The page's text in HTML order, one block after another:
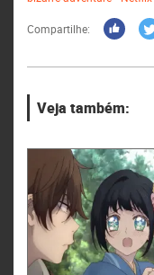
Compartilhe:
Veja também: